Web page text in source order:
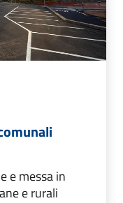
e messa in
e rurali